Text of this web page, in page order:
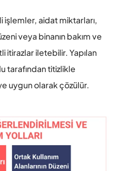
aidat miktarları,
veya binanın bakım ve
itirazlar iletebilir. Yapılan
tarafından titizlikle
uygun olarak çözülür.